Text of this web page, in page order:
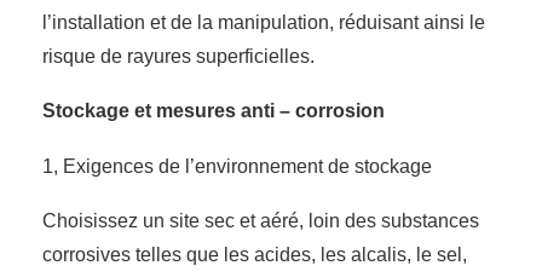
l’installation et de la manipulation, réduisant ainsi le
risque de rayures superficielles.
Stockage et mesures anti – corrosion
1, Exigences de l’environnement de stockage
Choisissez un site sec et aéré, loin des substances
corrosives telles que les acides, les alcalis, le sel,